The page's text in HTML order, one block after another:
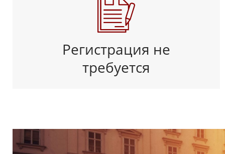
Регистрация не
требуется